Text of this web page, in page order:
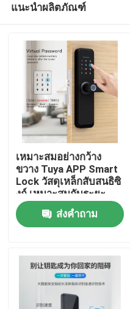
บ้าน
แนะนำผลิตภัณฑ์
เหมาะสมอย่างกว้าง
ขวาง Tuya APP Smart
Lock วัสดุเหล็กสับสนธิซิ
งก์ เหมาะสมกับระยะ
ความชื้น 20%-90% ให้
คุณสมบัติความปลอดภัย
ส่งคำถาม